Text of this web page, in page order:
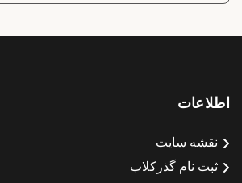
اطلاعات
نقشه سایت
ثبت نام گذرکلاب